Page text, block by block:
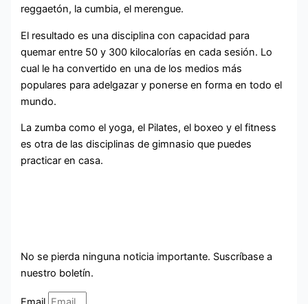
reggaetón, la cumbia, el merengue.
El resultado es una disciplina con capacidad para
quemar entre 50 y 300 kilocalorías en cada sesión. Lo
cual le ha convertido en una de los medios más
populares para adelgazar y ponerse en forma en todo el
mundo.
La zumba como el yoga, el Pilates, el boxeo y el fitness
es otra de las disciplinas de gimnasio que puedes
practicar en casa.
No se pierda ninguna noticia importante. Suscríbase a
nuestro boletín.